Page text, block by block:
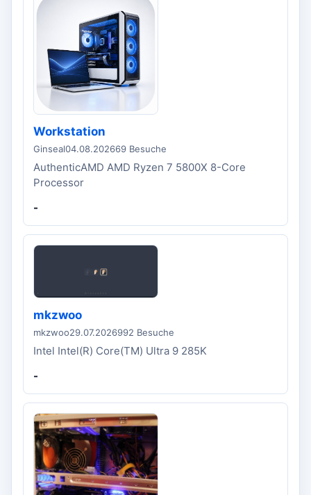
Workstation
Ginseal04.08.202669 Besuche
AuthenticAMD AMD Ryzen 7 5800X 8-Core
Processor
-
mkzwoo
mkzwoo29.07.2026992 Besuche
Intel Intel(R) Core(TM) Ultra 9 285K
-